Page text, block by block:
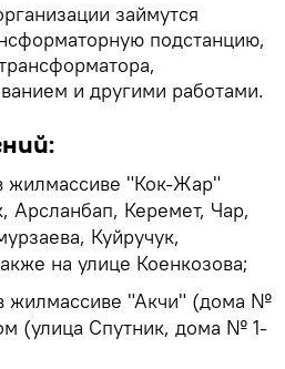
займутся
подстанцию,
и другими работами.
жилмассиве "Кок-Жар"
Керемет, Чар,
Куйручук,
на улице Коенкозова;
жилмассиве "Акчи" (дома №
(улица Спутник, дома № 1-